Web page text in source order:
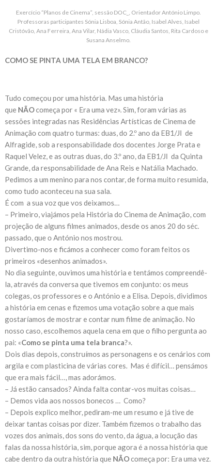
Exercício “Planos de Cinema”, sessão DOC_, Orientador António Limpo.
Professoras participantes Sónia Lisboa, Sónia Antão, Isabel Alves, Isabel
Cristóvão, Ana Ferreira, Ana Vilar, Nádia Vasco, Cláudia Santos, Rita Cardoso e
Susana Anselmo.
COMO SE PINTA UMA TELA EM BRANCO?
Tudo começou por uma história. Mas uma história
que NÃOcomeça por « Era uma vez». Sim, foram várias as
sessões integradas nas Residências Artísticas de Cinema de
Animação com quatro turmas: duas, do 2.º ano da EB1/JI de
Alfragide, sob a responsabilidade dos docentes Jorge Prata e
Raquel Velez, e as outras duas, do 3.º ano, da EB1/JI da Quinta
Grande, da responsabilidade de Ana Reis e Natália Machado.
Pedimos a um menino para nos contar, de forma muito resumida,
como tudo aconteceu na sua sala.
É com a sua voz que vos deixamos…
– Primeiro, viajámos pela História do Cinema de Animação, com
projeção de alguns filmes animados, desde os anos 20 do séc.
passado, que o António nos mostrou.
Divertimo-nos e ficámos a conhecer como foram feitos os
primeiros «desenhos animados».
No dia seguinte, ouvimos uma história e tentámos compreendê-
la, através da conversa que tivemos em conjunto: os meus
colegas, os professores e o António e a Elisa. Depois, dividimos
a história em cenas e fizemos uma votação sobre a que mais
gostaríamos de mostrar e contar num filme de animação. No
nosso caso, escolhemos aquela cena em que o filho pergunta ao
pai: «Como se pinta uma tela branca?».
Dois dias depois, construímos as personagens e os cenários com
argila e com plasticina de várias cores. Mas é difícil… pensámos
que era mais fácil…, mas adorámos.
– Já estão cansados? Ainda falta contar-vos muitas coisas…
– Demos vida aos nossos bonecos … Como?
– Depois explico melhor, pediram-me um resumo e já tive de
deixar tantas coisas por dizer. Também fizemos o trabalho das
vozes dos animais, dos sons do vento, da água, a locução das
falas da nossa história, sim, porque agora é a nossa história que
cabe dentro da outra história que NÃOcomeça por: Era uma vez.